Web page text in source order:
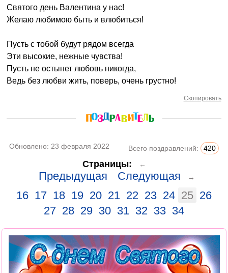
Святого день Валентина у нас!
Желаю любимою быть и влюбиться!
Пусть с тобой будут рядом всегда
Эти высокие, нежные чувства!
Пусть не остынет любовь никогда,
Ведь без любви жить, поверь, очень грустно!
Скопировать
Обновлено: 23 февраля 2022 Всего поздравлений: 420
Страницы: ←
Предыдущая Следующая →
16 17 18 19 20 21 22 23 24 25 26
27 28 29 30 31 32 33 34